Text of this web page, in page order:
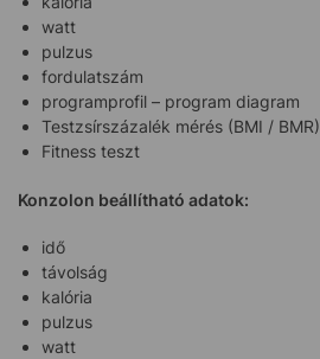
watt
pulzus
fordulatszám
programprofil – program diagram
Testzsírszázalék mérés (BMI / BMR)
Fitness teszt
Konzolon beállítható adatok:
idő
távolság
kalória
pulzus
watt